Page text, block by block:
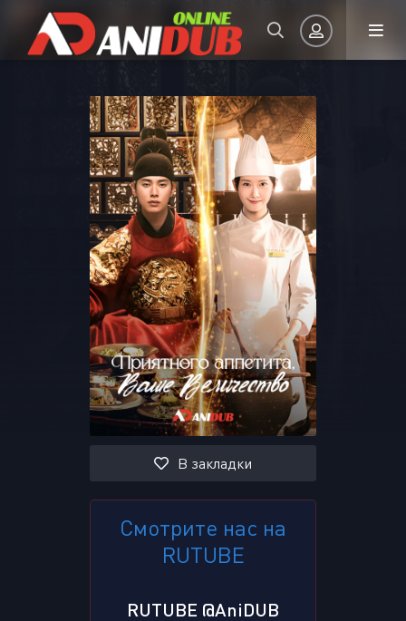
Авторизация
Запомнить
ВОЙТИ НА САЙТ
Регистрация Восстановить пароль
Или войти через
В закладки
Смотрите нас на
RUTUBE
RUTUBE @AniDUB